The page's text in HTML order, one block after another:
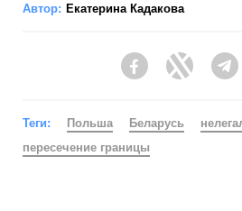
Автор: Екатерина Кадакова
FacebookTwitter
Теги: Польша Беларусь
пересечение границы